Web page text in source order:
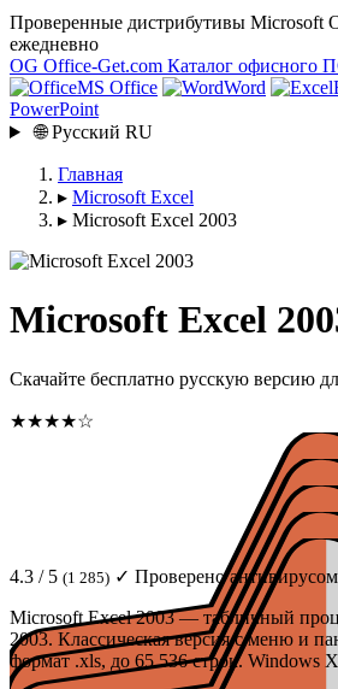
Проверенные дистрибутивы Microsoft
ежедневно
OG Office-Get.com Каталог офисного
MS Office
Word
PowerPoint
🌐 Русский RU
Главная
▸ Microsoft Excel
▸ Microsoft Excel 2003
Microsoft Excel
Скачайте бесплатно русскую версию
★★★★☆
4.3 / 5 (1 285) ✓ Проверено антивирусом
Microsoft Excel 2003 — табличный
2003. Классическая версия с меню и
формат .xls, до 65 536 строк. Windows